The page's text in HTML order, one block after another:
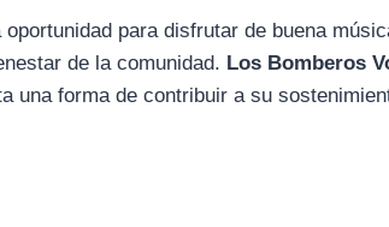
para disfrutar de buena
de la comunidad. Los Bomberos
una forma de contribuir a su